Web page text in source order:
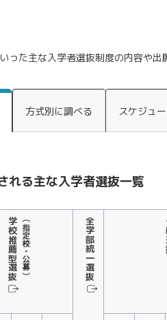
た主な入学者選抜制度の内容や出
方式別に調べる スケジュ
れる主な入学者選抜一覧
学校推薦型選抜 全学部統一選抜